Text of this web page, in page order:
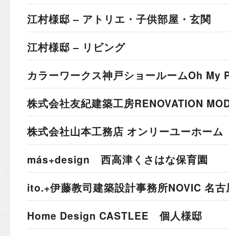
江村様邸 – アトリエ・子供部屋・玄関
江村様邸 – リビング
カラーワークス神戸ショールームOh My
株式会社友紀建築工房RENOVATION
株式会社山本工務店 オンリーユーホー
más+design 西高津くさはな保育園
ito.+伊藤教司建築設計事務所NOVIC 名
Home Design CASTLEE 個人様邸